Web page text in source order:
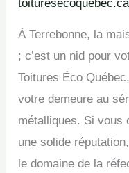
toituresecoquebec.ca
À Terrebonne, la
; c’est un nid pour
Toitures Éco
votre demeure au
métalliques. Si vous
une solide
le domaine de la